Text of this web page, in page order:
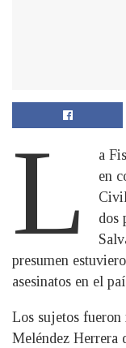
L
a
en
dos
presumen
asesinatos en el
Los sujetos
Meléndez Herrera